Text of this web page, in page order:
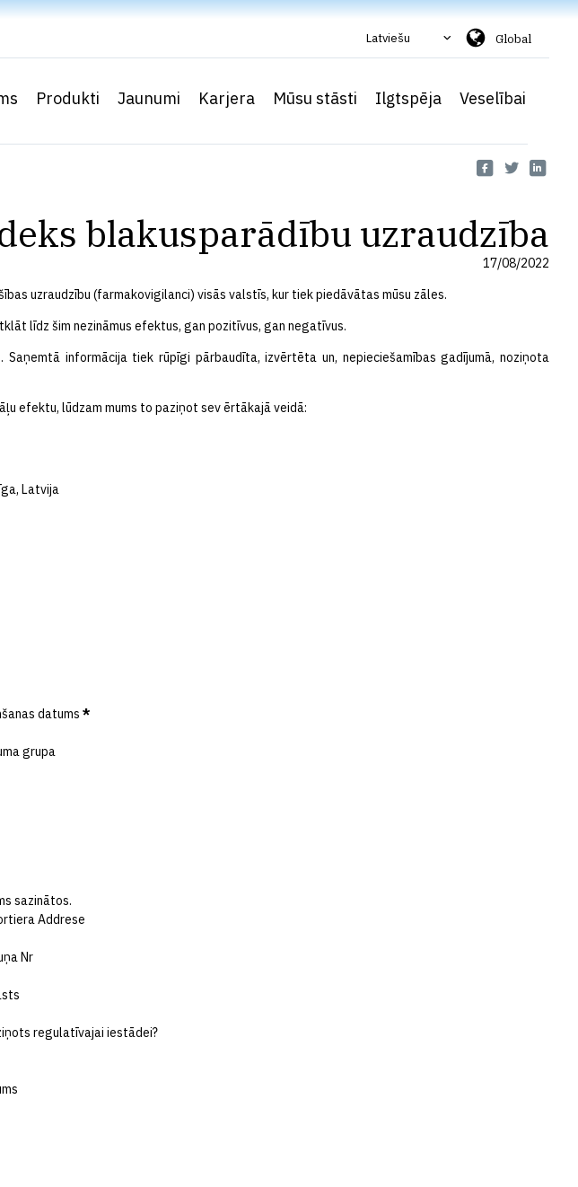
Latviešu Global
Produkti Jaunumi Karjera Mūsu stāsti Ilgtspēja Veselībai
blakusparādību uzraudzība
17/08/2022
uzraudzību (farmakovigilanci) visās valstīs, kur tiek piedāvātas mūsu zāles.
līdz šim nezināmus efektus, gan pozitīvus, gan negatīvus.
informācija tiek rūpīgi pārbaudīta, izvērtēta un, nepieciešamības gadījumā, noziņota
efektu, lūdzam mums to paziņot sev ērtākajā veidā:
Latvija
datums *
grupa
sazinātos.
Addrese
Nr
regulatīvajai iestādei?